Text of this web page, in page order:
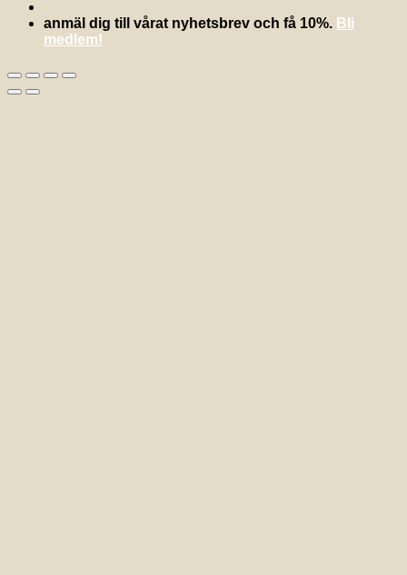
anmäl dig till vårat nyhetsbrev och få 10%. Bli
medlem!